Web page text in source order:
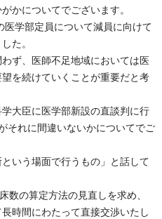
かについてでございます。
学部定員について減員に向けて
た。
ず、医師不足地域においては医
を続けていくことが重要だと考
大臣に医学部新設の直談判に行
それに間違いないかについてでご
いう場面で行うもの」と話して
数の算定方法の見直しを求め、
時間にわたって直接交渉いたし